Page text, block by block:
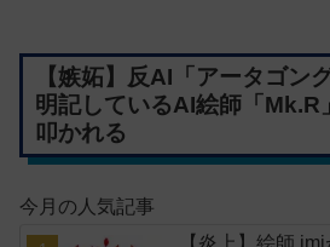
【嫉妬】反AI「アータゴン
明記しているAI絵師「Mk.R
叩かれる
今月の人気記事
【炎上】絵師